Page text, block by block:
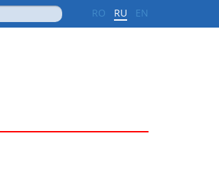
RO RU EN